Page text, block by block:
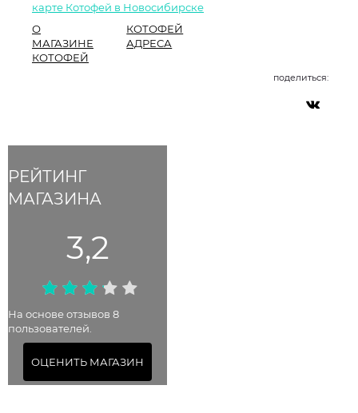
РЕЙТИНГ
МАГАЗИНА
3,2
На основе отзывов 8
пользователей.
ОЦЕНИТЬ МАГАЗИН
карте Котофей в Новосибирске
О
МАГАЗИНЕ
КОТОФЕЙ
КОТОФЕЙ
АДРЕСА
поделиться: